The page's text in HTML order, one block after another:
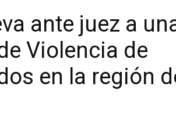
ante juez a
Violencia de
en la región